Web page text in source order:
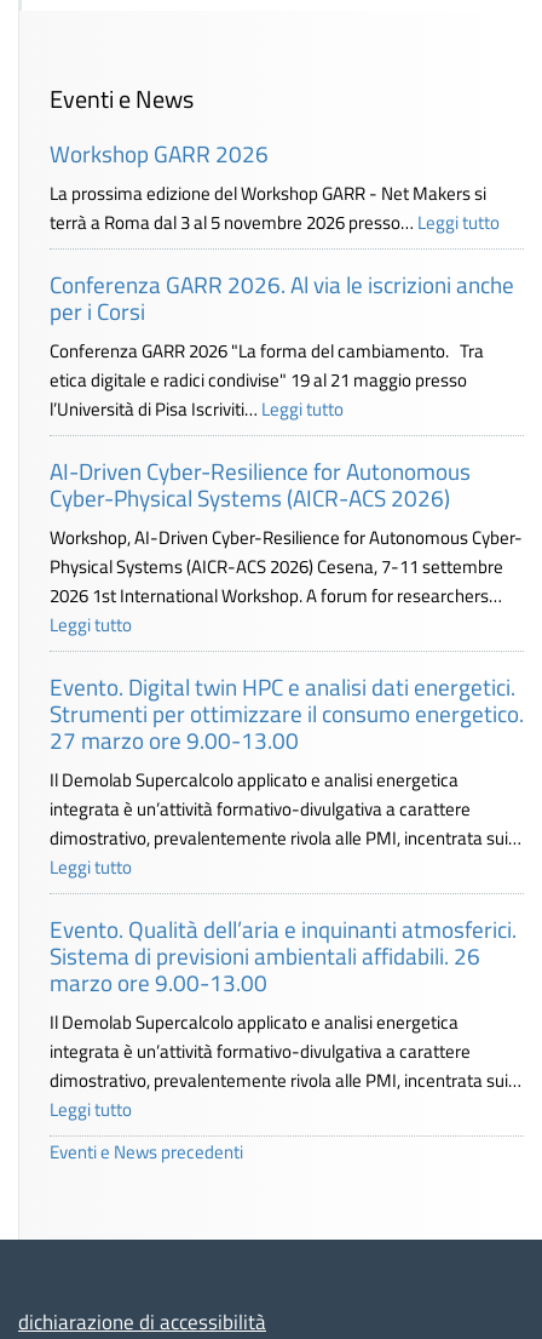
Eventi e News
Workshop GARR 2026
La prossima edizione del Workshop GARR - Net Makers si
terrà a Roma dal 3 al 5 novembre 2026 presso… Leggi tutto
Conferenza GARR 2026. Al via le iscrizioni anche
per i Corsi
Conferenza GARR 2026 "La forma del cambiamento. Tra
etica digitale e radici condivise" 19 al 21 maggio presso
l’Università di Pisa Iscriviti… Leggi tutto
AI-Driven Cyber-Resilience for Autonomous
Cyber-Physical Systems (AICR-ACS 2026)
Workshop, AI-Driven Cyber-Resilience for Autonomous Cyber-
Physical Systems (AICR-ACS 2026) Cesena, 7-11 settembre
2026 1st International Workshop. A forum for researchers…
Leggi tutto
Evento. Digital twin HPC e analisi dati energetici.
Strumenti per ottimizzare il consumo energetico.
27 marzo ore 9.00-13.00
Il Demolab Supercalcolo applicato e analisi energetica
integrata è un’attività formativo-divulgativa a carattere
dimostrativo, prevalentemente rivola alle PMI, incentrata sui…
Leggi tutto
Evento. Qualità dell’aria e inquinanti atmosferici.
Sistema di previsioni ambientali affidabili. 26
marzo ore 9.00-13.00
Il Demolab Supercalcolo applicato e analisi energetica
integrata è un’attività formativo-divulgativa a carattere
dimostrativo, prevalentemente rivola alle PMI, incentrata sui…
Leggi tutto
Eventi e News precedenti
dichiarazione di accessibilità